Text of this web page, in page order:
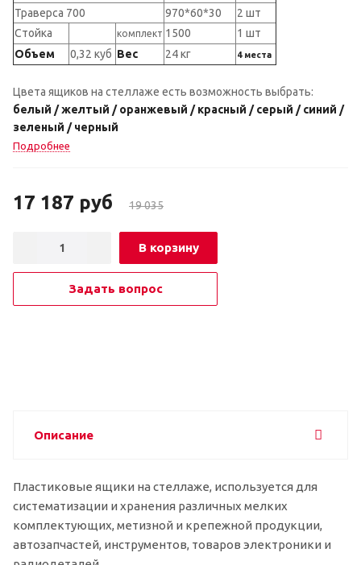
Траверса 700
970*60*30
2 шт
Стойка
комплект 1500
1 шт
Объем
0,32 куб Вес 24 кг 4 места
Цвета ящиков на стеллаже есть возможность выбрать:
белый / желтый / оранжевый / красный / серый / синий /
зеленый / черный
Подробнее
17 187 руб 19 035
В корзину
Задать вопрос
Описание
Пластиковые ящики на стеллаже, используется для
систематизации и хранения различных мелких
комплектующих, метизной и крепежной продукции,
автозапчастей, инструментов, товаров электроники и